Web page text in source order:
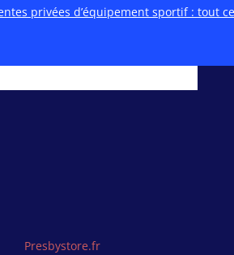
privées d’équipement sportif : tout
Presbystore.fr